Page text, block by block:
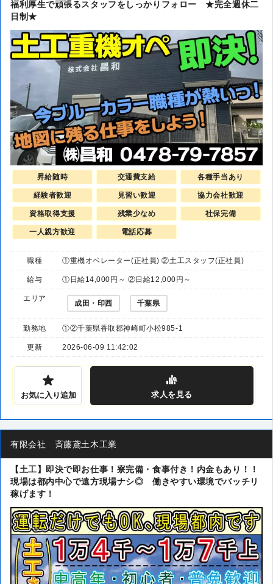
福利厚生で頑張るスタッフをしっかりフォロー ★完全週休二
日制★
昇給随時 交通費支給 各種手当あり
経験者歓迎 見習い歓迎 協力会社歓迎
資格取得支援 残業少なめ 社保完備
一人親方歓迎 電話応募
職種 ①重機オペレーター(正社員) ②土工スタッフ(正社員)
給与 ①日給14,000円～ ②日給12,000円～
エリア
成田・印西 千葉県
勤務地 ①②千葉県香取郡神崎町小松985-1
更新 2026-06-09 11:42:02
お気に入り追加 求人を見る
有限会社 斉藤鳶土木工業
【土工】即決で即お仕事！寮完備・食事付き！内金もあり！！
現場は都内中心で遠方現場ナシ◎ 働きやすい環境でバッチリ
稼げます！